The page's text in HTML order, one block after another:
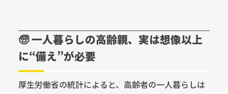
🧓 一人暮らしの高齢親、実は想像以上
に“備え”が必要
厚生労働省の統計によると、高齢者の一人暮らしは